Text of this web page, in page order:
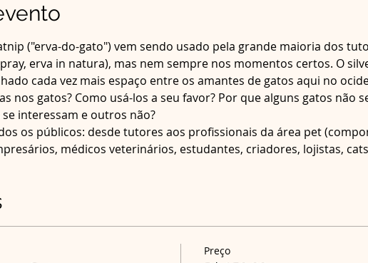
("erva-do-gato") vem sendo usado pela grande maioria dos
erva in natura), mas nem sempre nos momentos certos. O
cada vez mais espaço entre os amantes de gatos aqui no
nos gatos? Como usá-los a seu favor? Por que alguns gatos não
interessam e outros não?
os públicos: desde tutores aos profissionais da área pet
médicos veterinários, estudantes, criadores, lojistas,
Preço